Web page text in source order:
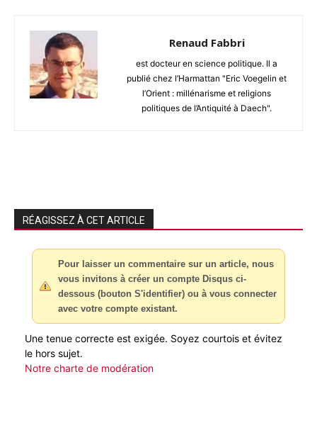
Renaud Fabbri
est docteur en science politique. Il a
publié chez l’Harmattan "Eric Voegelin et
l’Orient : millénarisme et religions
politiques de l’Antiquité à Daech".
RÉAGISSEZ À CET ARTICLE
Pour laisser un commentaire sur un article, nous
vous invitons à créer un compte Disqus ci-
dessous (bouton S'identifier) ou à vous connecter
avec votre compte existant.
Une tenue correcte est exigée. Soyez courtois et évitez
le hors sujet.
Notre charte de modération